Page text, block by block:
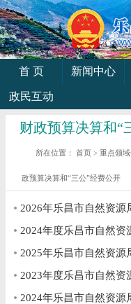
首 页 新闻中心
政民互动
财政预算决算和“
所在位置：首页 >重点领
政预算决算和“三公”经费公开
2026年乐昌市自然资源
2024年度乐昌市自然资
2025年乐昌市自然资源
2023年度乐昌市自然资
2024年乐昌市自然资源